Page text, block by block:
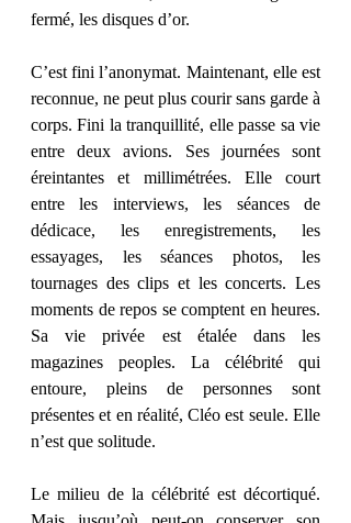
fermé, les disques d’or.
C’est fini l’anonymat. Maintenant, elle est
reconnue, ne peut plus courir sans garde à
corps. Fini la tranquillité, elle passe sa vie
entre deux avions. Ses journées sont
éreintantes et millimétrées. Elle court
entre les interviews, les séances de
dédicace, les enregistrements, les
essayages, les séances photos, les
tournages des clips et les concerts. Les
moments de repos se comptent en heures.
Sa vie privée est étalée dans les
magazines peoples. La célébrité qui
entoure, pleins de personnes sont
présentes et en réalité, Cléo est seule. Elle
n’est que solitude.
Le milieu de la célébrité est décortiqué.